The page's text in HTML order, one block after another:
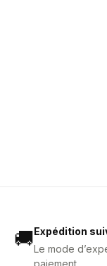
🚚Expédition
Le mode